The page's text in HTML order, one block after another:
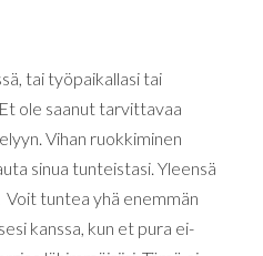
, tai työpaikallasi tai
ole saanut tarvittavaa
Vihan ruokkiminen
sinua tunteistasi. Yleensä
Voit tuntea yhä enemmän
kanssa, kun et pura ei-